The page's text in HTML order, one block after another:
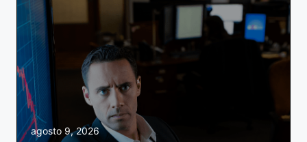
agosto 9, 2026